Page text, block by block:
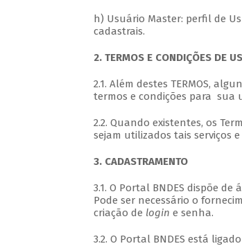
h) Usuário Master: perfil de
cadastrais.
2. TERMOS E CONDIÇÕES DE
2.1. Além destes TERMOS,
termos e condições para sua
2.2. Quando existentes, os
sejam utilizados tais serviços
3. CADASTRAMENTO
3.1. O Portal BNDES dispõe
Pode ser necessário o
criação de login e senha.
3.2. O Portal BNDES está